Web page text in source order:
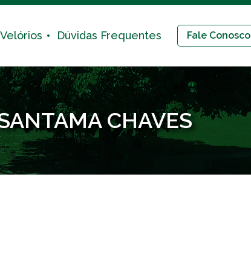
Velórios Dúvidas Frequentes Fale Conosco
CHAVES